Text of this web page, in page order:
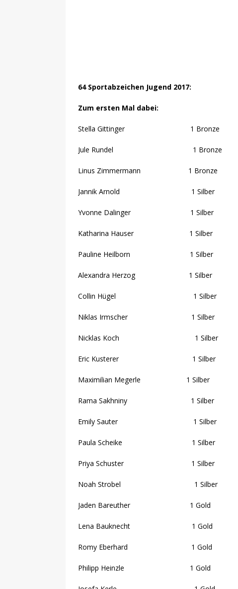
64 Sportabzeichen Jugend 2017:
Zum ersten Mal dabei:
Stella Gittinger 1 Bronze
Jule Rundel 1 Bronze
Linus Zimmermann 1 Bronze
Jannik Arnold 1 Silber
Yvonne Dalinger 1 Silber
Katharina Hauser 1 Silber
Pauline Heilborn 1 Silber
Alexandra Herzog 1 Silber
Collin Hügel 1 Silber
Niklas Irmscher 1 Silber
Nicklas Koch 1 Silber
Eric Kusterer 1 Silber
Maximilian Megerle 1 Silber
Rama Sakhniny 1 Silber
Emily Sauter 1 Silber
Paula Scheike 1 Silber
Priya Schuster 1 Silber
Noah Strobel 1 Silber
Jaden Bareuther 1 Gold
Lena Bauknecht 1 Gold
Romy Eberhard 1 Gold
Philipp Heinzle 1 Gold